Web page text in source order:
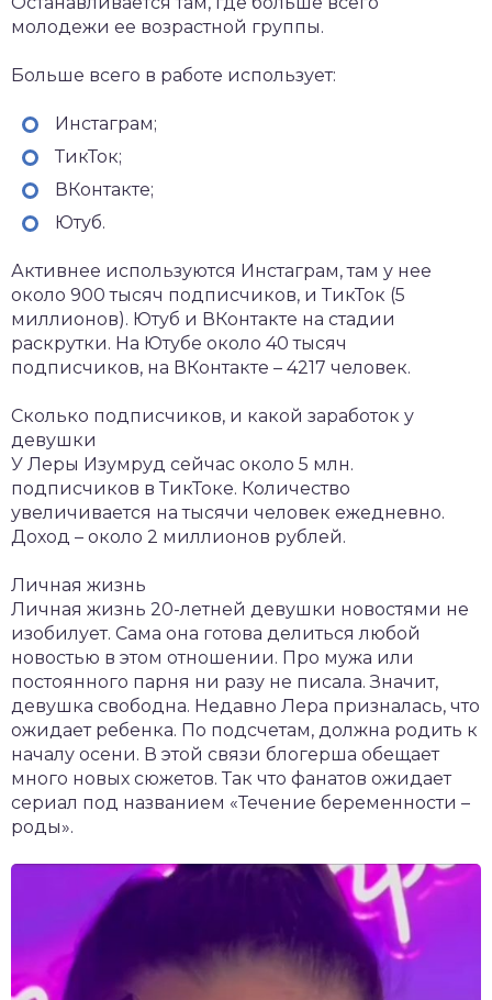
молодежи ее возрастной группы.
Больше всего в работе использует:
Инстаграм;
ТикТок;
ВКонтакте;
Ютуб.
Активнее используются Инстаграм, там у нее
около 900 тысяч подписчиков, и ТикТок (5
миллионов). Ютуб и ВКонтакте на стадии
раскрутки. На Ютубе около 40 тысяч
подписчиков, на ВКонтакте – 4217 человек.
Сколько подписчиков, и какой заработок у
девушки
У Леры Изумруд сейчас около 5 млн.
подписчиков в ТикТоке. Количество
увеличивается на тысячи человек ежедневно.
Доход – около 2 миллионов рублей.
Личная жизнь
Личная жизнь 20-летней девушки новостями не
изобилует. Сама она готова делиться любой
новостью в этом отношении. Про мужа или
постоянного парня ни разу не писала. Значит,
девушка свободна. Недавно Лера призналась, что
ожидает ребенка. По подсчетам, должна родить к
началу осени. В этой связи блогерша обещает
много новых сюжетов. Так что фанатов ожидает
сериал под названием «Течение беременности –
роды».